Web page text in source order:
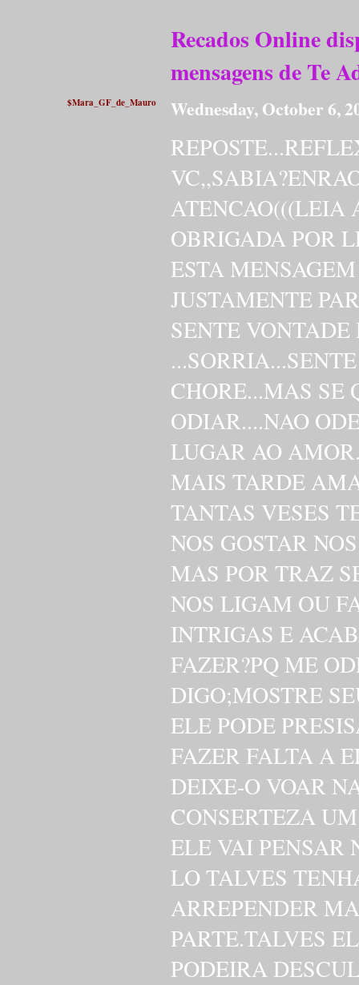
Recados Online
mensagens de Te
$Mara_GF_de_Mauro Wednesday, October 6,
ATENCAO(((LEIA
OBRIGADA POR
ESTA
JUSTAMENTE
SENTE VONTADE
CHORE...MAS SE
ODIAR....NAO
LUGAR AO
MAIS TARDE
TANTAS VESES
NOS GOSTAR
MAS POR TRAZ
NOS LIGAM OU
INTRIGAS E
FAZER?PQ ME
DIGO;MOSTRE
ELE PODE
FAZER FALTA A
DEIXE-O VOAR
CONSERTEZA
ELE VAI PENSAR
LO TALVES
ARREPENDER
PARTE.TALVES
PODEIRA